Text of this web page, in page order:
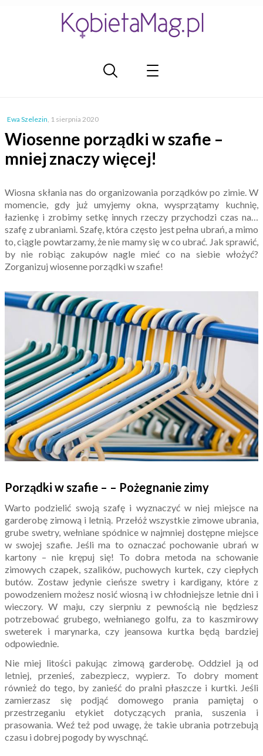
Ewa Szelezin, 1 sierpnia 2020
Wiosenne porządki w szafie –
mniej znaczy więcej!
Wiosna skłania nas do organizowania porządków po zimie. W
momencie, gdy już umyjemy okna, wysprzątamy kuchnię,
łazienkę i zrobimy setkę innych rzeczy przychodzi czas na…
szafę z ubraniami. Szafę, która często jest pełna ubrań, a mimo
to, ciągle powtarzamy, że nie mamy się w co ubrać. Jak sprawić,
by nie robiąc zakupów nagle mieć co na siebie włożyć?
Zorganizuj wiosenne porządki w szafie!
Porządki w szafie – – Pożegnanie zimy
Warto podzielić swoją szafę i wyznaczyć w niej miejsce na
garderobę zimową i letnią. Przełóż wszystkie zimowe ubrania,
grube swetry, wełniane spódnice w najmniej dostępne miejsce
w swojej szafie. Jeśli ma to oznaczać pochowanie ubrań w
kartony – nie krępuj się! To dobra metoda na schowanie
zimowych czapek, szalików, puchowych kurtek, czy ciepłych
butów. Zostaw jedynie cieńsze swetry i kardigany, które z
powodzeniem możesz nosić wiosną i w chłodniejsze letnie dni i
wieczory. W maju, czy sierpniu z pewnością nie będziesz
potrzebować grubego, wełnianego golfu, za to kaszmirowy
sweterek i marynarka, czy jeansowa kurtka będą bardziej
odpowiednie.
Nie miej litości pakując zimową garderobę. Oddziel ją od
letniej, przenieś, zabezpiecz, wypierz. To dobry moment
również do tego, by zanieść do pralni płaszcze i kurtki. Jeśli
zamierzasz się podjąć domowego prania pamiętaj o
przestrzeganiu etykiet dotyczących prania, suszenia i
prasowania. Weź też pod uwagę, że takie ubrania potrzebują
czasu i dobrej pogody by wyschnąć.